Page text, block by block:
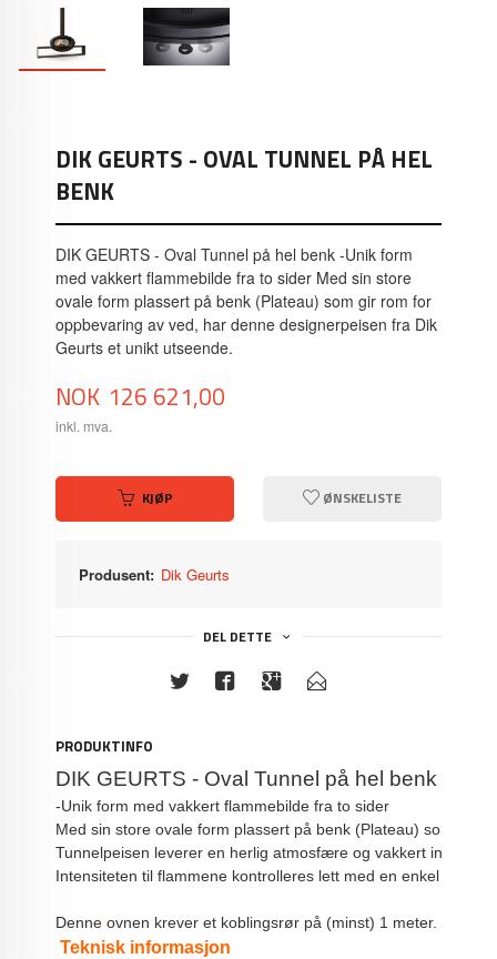
DIK GEURTS - OVAL TUNNEL PÅ HEL
BENK
DIK GEURTS - Oval Tunnel på hel benk -Unik form
med vakkert flammebilde fra to sider Med sin store
ovale form plassert på benk (Plateau) som gir rom for
oppbevaring av ved, har denne designerpeisen fra Dik
Geurts et unikt utseende.
Pris
NOK 126 621,00
inkl. mva.
KJØP ØNSKELISTE
Produsent: Dik Geurts
DEL DETTE
PRODUKTINFO
DIK GEURTS - Oval Tunnel på hel benk
-Unik form med vakkert flammebilde fra to sider
Med sin store ovale form plassert på benk (Plateau) som gir
Tunnelpeisen leverer en herlig atmosfære og vakkert innsyn
Intensiteten til flammene kontrolleres lett med en enkel
Denne ovnen krever et koblingsrør på (minst) 1 meter.
Teknisk informasjon